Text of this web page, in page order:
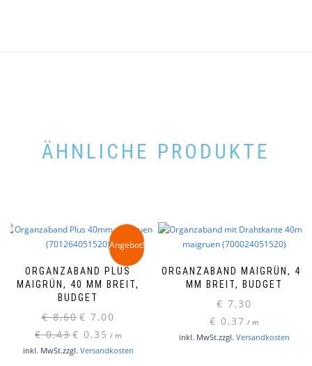
ÄHNLICHE PRODUKTE
ORGANZABAND PLUS
MAIGRÜN, 40 MM BREIT,
BUDGET
Angebot!
€8,60 Ursprünglicher
Preis
€ 7,00
€0,43€ 0,35 / m
inkl. MwSt.zzgl. Versandkosten
ORGANZABAND MAIGRÜN, 40
MM BREIT, BUDGET
€ 7,30
€ 0,37 / m
inkl. MwSt.zzgl. Versandkosten